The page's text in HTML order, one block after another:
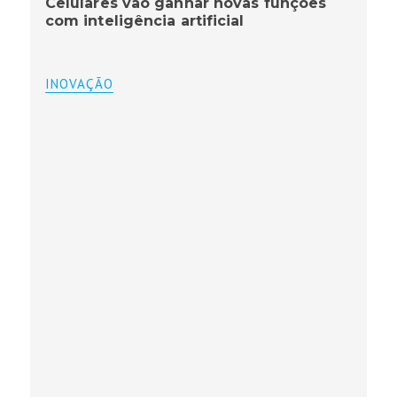
Celulares vão ganhar novas funções
com inteligência artificial
INOVAÇÃO